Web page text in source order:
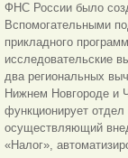
ФНС России было
Вспомогательными
прикладного
исследовательские
два региональных
Нижнем Новгороде и
функционирует
осуществляющий
«Налог»,